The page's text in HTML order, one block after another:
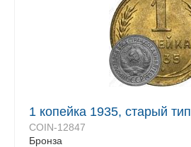
1 копейка 1935, старый тип
COIN-12847
Бронза